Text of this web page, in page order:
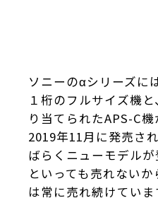
ソニーのαシリーズに
１桁のフルサイズ機
り当てられたAPS-C
2019年11月に発売さ
ばらくニューモデルが
といっても売れない
は常に売れ続けてい